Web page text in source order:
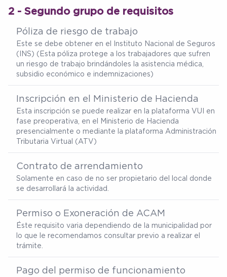
2 - Segundo grupo de requisitos
Póliza de riesgo de trabajo
Este se debe obtener en el Instituto Nacional de Seguros
(INS) (Esta póliza protege a los trabajadores que sufren
un riesgo de trabajo brindándoles la asistencia médica,
subsidio económico e indemnizaciones)
Inscripción en el Ministerio de Hacienda
Esta inscripción se puede realizar en la plataforma VUI en
fase preoperativa, en el Ministerio de Hacienda
presencialmente o mediante la plataforma Administración
Tributaria Virtual (ATV)
Contrato de arrendamiento
Solamente en caso de no ser propietario del local donde
se desarrollará la actividad.
Permiso o Exoneración de ACAM
Éste requisito varia dependiendo de la municipalidad por
lo que le recomendamos consultar previo a realizar el
trámite.
Pago del permiso de funcionamiento